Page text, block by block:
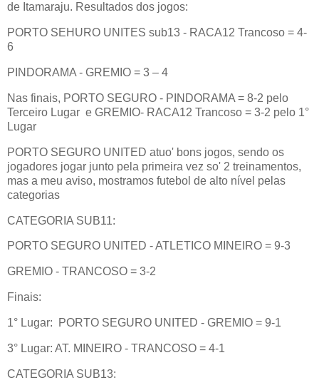
de Itamaraju. Resultados dos jogos:
PORTO SEHURO UNITES sub13 - RACA12 Trancoso = 4-
6
PINDORAMA - GREMIO = 3 – 4
Nas finais, PORTO SEGURO - PINDORAMA = 8-2 pelo
Terceiro Lugar e GREMIO- RACA12 Trancoso = 3-2 pelo 1°
Lugar
PORTO SEGURO UNITED atuo' bons jogos, sendo os
jogadores jogar junto pela primeira vez so' 2 treinamentos,
mas a meu aviso, mostramos futebol de alto nível pelas
categorias
CATEGORIA SUB11:
PORTO SEGURO UNITED - ATLETICO MINEIRO = 9-3
GREMIO - TRANCOSO = 3-2
Finais:
1° Lugar: PORTO SEGURO UNITED - GREMIO = 9-1
3° Lugar: AT. MINEIRO - TRANCOSO = 4-1
CATEGORIA SUB13: